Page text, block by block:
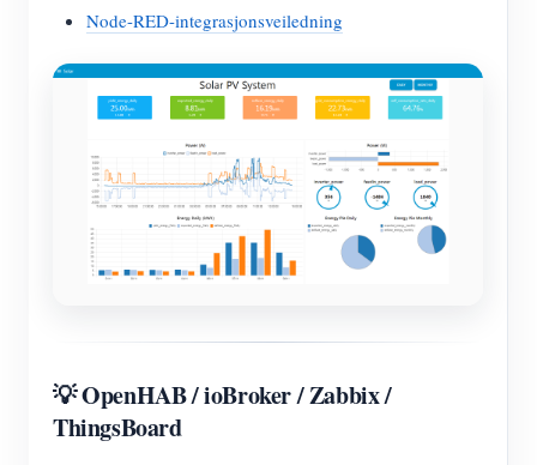
Node-RED-integrasjonsveiledning
💡 OpenHAB / ioBroker / Zabbix /
ThingsBoard